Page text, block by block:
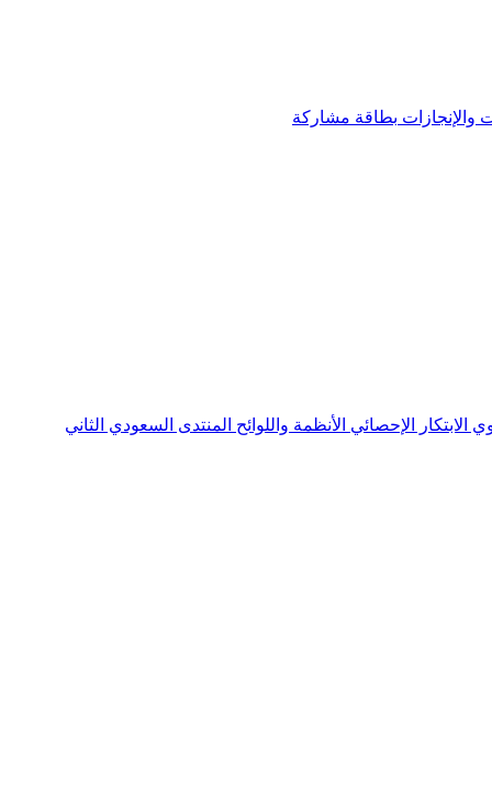
والإنجازات بطاقة مشاركة
الابتكار الإحصائي الأنظمة واللوائح المنتدى السعودي الثاني